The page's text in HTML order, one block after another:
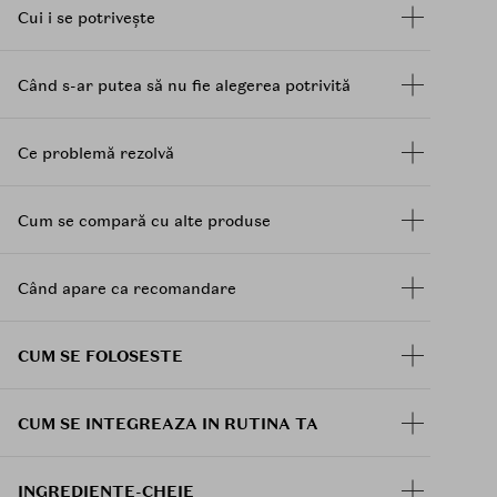
Cui i se potrivește
Când s-ar putea să nu fie alegerea potrivită
Ce problemă rezolvă
Cum se compară cu alte produse
Când apare ca recomandare
CUM SE FOLOSESTE
CUM SE INTEGREAZA IN RUTINA TA
INGREDIENTE-CHEIE